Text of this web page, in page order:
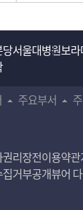
서울대병원보
주요부서
리장전이용약관
거부공개뷰어